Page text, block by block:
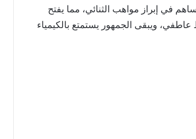
في إبراز مواهب الثنائي، مما يفتح
عاطفي، ويبقى الجمهور يستمتع بالكيمياء